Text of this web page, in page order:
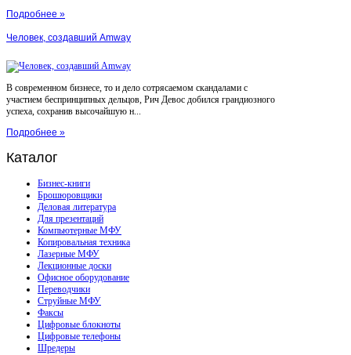
Подробнее »
Человек, создавший Amway
В современном бизнесе, то и дело сотрясаемом скандалами с
участием беспринципных дельцов, Рич Девос добился грандиозного
успеха, сохранив высочайшую н...
Подробнее »
Каталог
Бизнес-книги
Брошюровщики
Деловая литература
Для презентаций
Компьютерные МФУ
Копировальная техника
Лазерные МФУ
Лекционные доски
Офисное оборудование
Переводчики
Струйные МФУ
Факсы
Цифровые блокноты
Цифровые телефоны
Шредеры